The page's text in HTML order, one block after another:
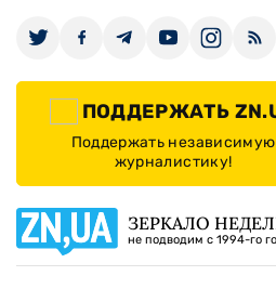
ПОДДЕРЖАТЬ
Поддержать независимую
журналистику!
ЗЕРКАЛО
не подводим с 1994-го